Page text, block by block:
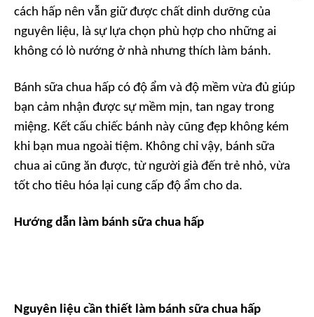
cách hấp nên vẫn giữ được chất dinh dưỡng của
nguyên liệu, là sự lựa chọn phù hợp cho những ai
không có lò nướng ở nhà nhưng thích làm bánh.
Bánh sữa chua hấp có độ ẩm và độ mềm vừa đủ giúp
bạn cảm nhận được sự mềm mịn, tan ngay trong
miệng. Kết cấu chiếc bánh này cũng đẹp không kém
khi bạn mua ngoài tiệm. Không chỉ vậy, bánh sữa
chua ai cũng ăn được, từ người già đến trẻ nhỏ, vừa
tốt cho tiêu hóa lại cung cấp độ ẩm cho da.
Hướng dẫn làm bánh sữa chua hấp
Nguyên liệu cần thiết làm bánh sữa chua hấp